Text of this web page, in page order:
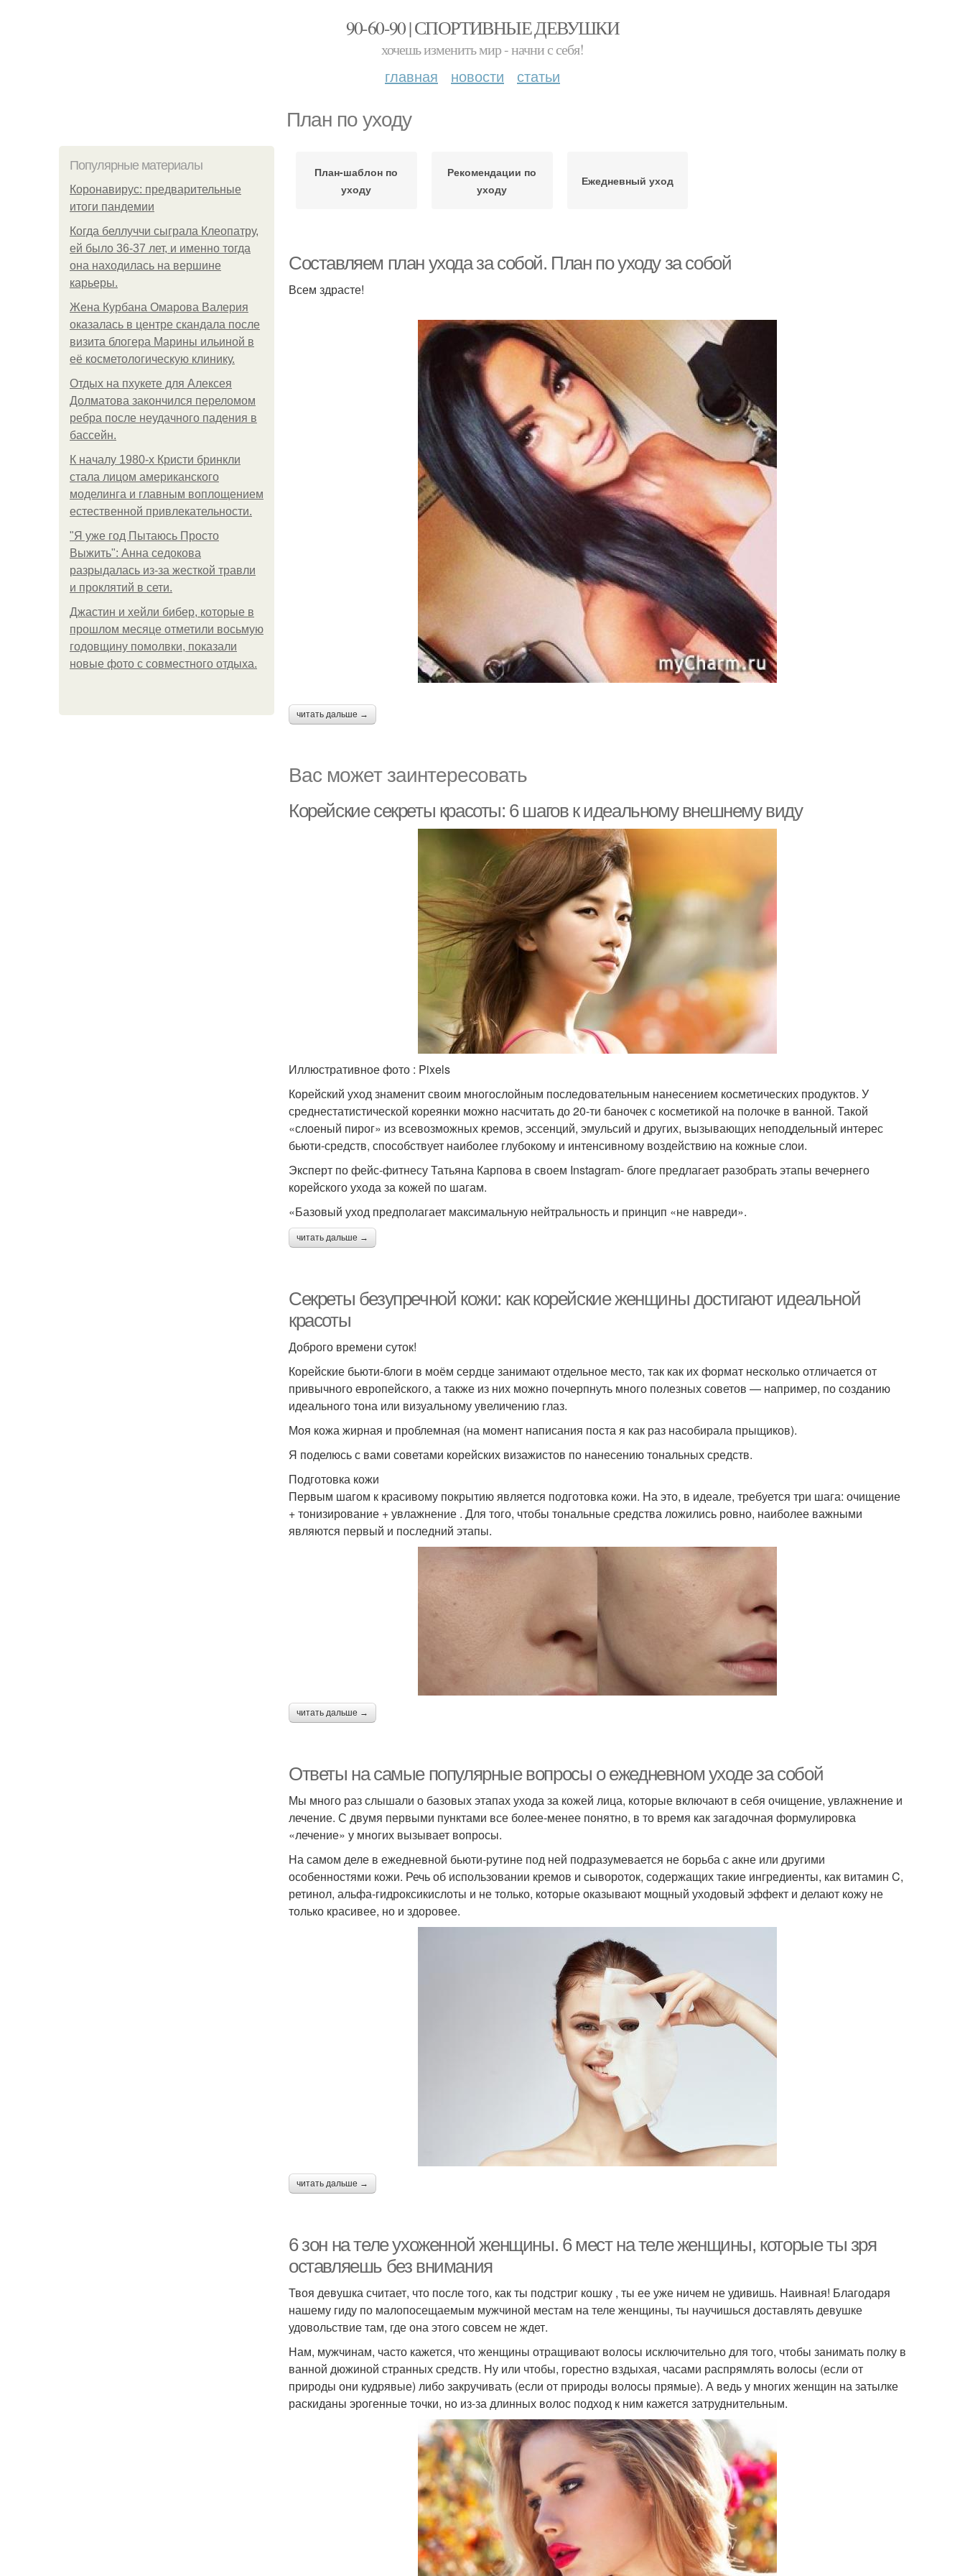
90-60-90 | СПОРТИВНЫЕ ДЕВУШКИ
хочешь изменить мир - начни с себя!
главная новости статьи
План по уходу
Популярные материалы
Коронавирус: предварительные
итоги пандемии
Когда беллуччи сыграла Клеопатру,
ей было 36-37 лет, и именно тогда
она находилась на вершине
карьеры.
Жена Курбана Омарова Валерия
оказалась в центре скандала после
визита блогера Марины ильиной в
её косметологическую клинику.
Отдых на пхукете для Алексея
Долматова закончился переломом
ребра после неудачного падения в
бассейн.
К началу 1980-х Кристи бринкли
стала лицом американского
моделинга и главным воплощением
естественной привлекательности.
"Я уже год Пытаюсь Просто
Выжить": Анна седокова
разрыдалась из-за жесткой травли
и проклятий в сети.
Джастин и хейли бибер, которые в
прошлом месяце отметили восьмую
годовщину помолвки, показали
новые фото с совместного отдыха.
План-шаблон по
уходу
Рекомендации по
уходу
Ежедневный уход
Составляем план ухода за собой. План по уходу за собой
Всем здрасте!
читать дальше →
Вас может заинтересовать
Корейские секреты красоты: 6 шагов к идеальному внешнему виду
Иллюстративное фото : Pixels
Корейский уход знаменит своим многослойным последовательным нанесением косметических продуктов. У
среднестатистической кореянки можно насчитать до 20-ти баночек с косметикой на полочке в ванной. Такой
«слоеный пирог» из всевозможных кремов, эссенций, эмульсий и других, вызывающих неподдельный интерес
бьюти-средств, способствует наиболее глубокому и интенсивному воздействию на кожные слои.
Эксперт по фейс-фитнесу Татьяна Карпова в своем Instagram- блоге предлагает разобрать этапы вечернего
корейского ухода за кожей по шагам.
«Базовый уход предполагает максимальную нейтральность и принцип «не навреди».
читать дальше →
Секреты безупречной кожи: как корейские женщины достигают идеальной
красоты
Доброго времени суток!
Корейские бьюти-блоги в моём сердце занимают отдельное место, так как их формат несколько отличается от
привычного европейского, а также из них можно почерпнуть много полезных советов — например, по созданию
идеального тона или визуальному увеличению глаз.
Моя кожа жирная и проблемная (на момент написания поста я как раз насобирала прыщиков).
Я поделюсь с вами советами корейских визажистов по нанесению тональных средств.
Подготовка кожи
Первым шагом к красивому покрытию является подготовка кожи. На это, в идеале, требуется три шага: очищение
+ тонизирование + увлажнение . Для того, чтобы тональные средства ложились ровно, наиболее важными
являются первый и последний этапы.
читать дальше →
Ответы на самые популярные вопросы о ежедневном уходе за собой
Мы много раз слышали о базовых этапах ухода за кожей лица, которые включают в себя очищение, увлажнение и
лечение. С двумя первыми пунктами все более-менее понятно, в то время как загадочная формулировка
«лечение» у многих вызывает вопросы.
На самом деле в ежедневной бьюти-рутине под ней подразумевается не борьба с акне или другими
особенностями кожи. Речь об использовании кремов и сывороток, содержащих такие ингредиенты, как витамин C,
ретинол, альфа-гидроксикислоты и не только, которые оказывают мощный уходовый эффект и делают кожу не
только красивее, но и здоровее.
читать дальше →
6 зон на теле ухоженной женщины. 6 мест на теле женщины, которые ты зря
оставляешь без внимания
Твоя девушка считает, что после того, как ты подстриг кошку , ты ее уже ничем не удивишь. Наивная! Благодаря
нашему гиду по малопосещаемым мужчиной местам на теле женщины, ты научишься доставлять девушке
удовольствие там, где она этого совсем не ждет.
Нам, мужчинам, часто кажется, что женщины отращивают волосы исключительно для того, чтобы занимать полку в
ванной дюжиной странных средств. Ну или чтобы, горестно вздыхая, часами распрямлять волосы (если от
природы они кудрявые) либо закручивать (если от природы волосы прямые). А ведь у многих женщин на затылке
раскиданы эрогенные точки, но из-за длинных волос подход к ним кажется затруднительным.